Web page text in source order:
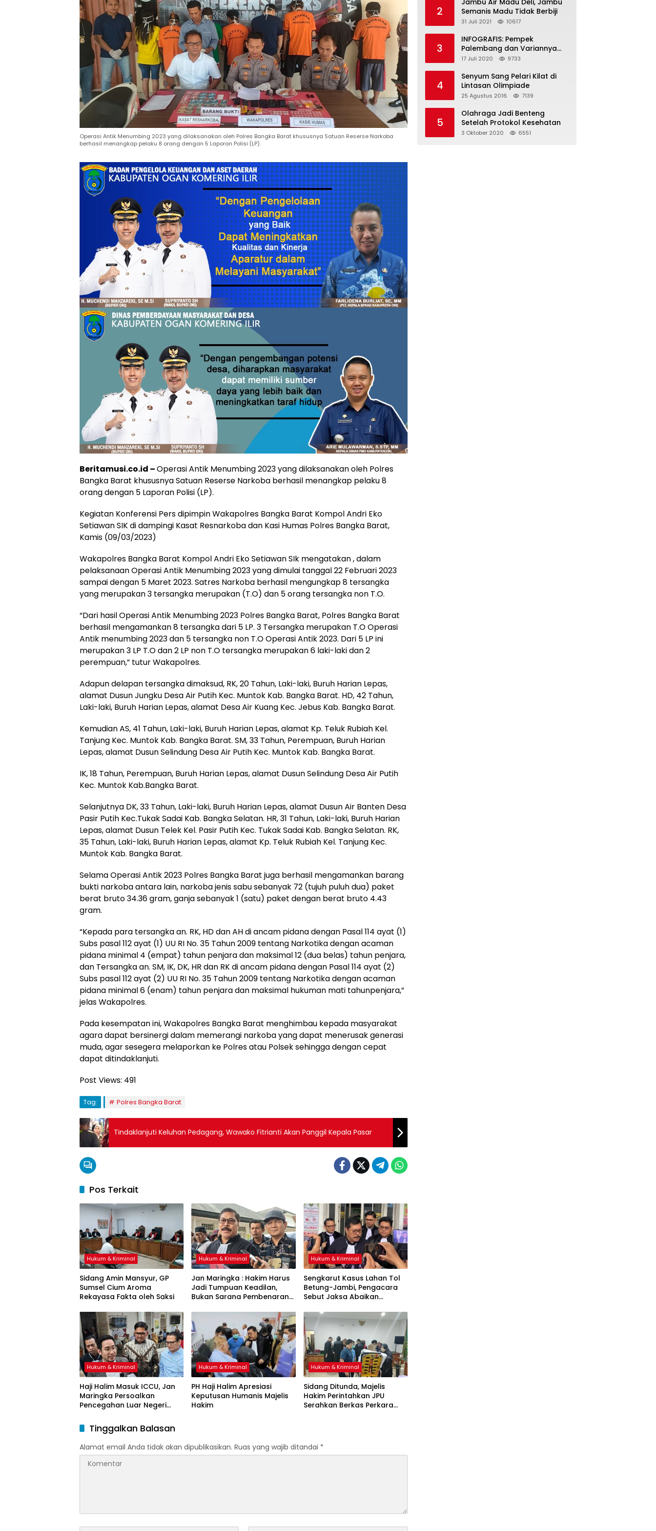
Operasi Antik Menumbing 2023 yang dilaksanakan oleh Polres Bangka Barat khususnya Satuan Reserse Narkoba
berhasil menangkap pelaku 8 orang dengan 5 Laporan Polisi (LP).
Beritamusi.co.id –Operasi Antik Menumbing 2023 yang dilaksanakan oleh Polres
Bangka Barat khususnya Satuan Reserse Narkoba berhasil menangkap pelaku 8
orang dengan 5 Laporan Polisi (LP).
Kegiatan Konferensi Pers dipimpin Wakapolres Bangka Barat Kompol Andri Eko
Setiawan SIK di dampingi Kasat Resnarkoba dan Kasi Humas Polres Bangka Barat,
Kamis (09/03/2023)
Wakapolres Bangka Barat Kompol Andri Eko Setiawan SIk mengatakan , dalam
pelaksanaan Operasi Antik Menumbing 2023 yang dimulai tanggal 22 Februari 2023
sampai dengan 5 Maret 2023. Satres Narkoba berhasil mengungkap 8 tersangka
yang merupakan 3 tersangka merupakan (T.O) dan 5 orang tersangka non T.O.
“Dari hasil Operasi Antik Menumbing 2023 Polres Bangka Barat, Polres Bangka Barat
berhasil mengamankan 8 tersangka dari 5 LP. 3 Tersangka merupakan T.O Operasi
Antik menumbing 2023 dan 5 tersangka non T.O Operasi Antik 2023. Dari 5 LP ini
merupakan 3 LP T.O dan 2 LP non T.O tersangka merupakan 6 laki-laki dan 2
perempuan,” tutur Wakapolres.
Adapun delapan tersangka dimaksud, RK, 20 Tahun, Laki-laki, Buruh Harian Lepas,
alamat Dusun Jungku Desa Air Putih Kec. Muntok Kab. Bangka Barat. HD, 42 Tahun,
Laki-laki, Buruh Harian Lepas, alamat Desa Air Kuang Kec. Jebus Kab. Bangka Barat.
Kemudian AS, 41 Tahun, Laki-laki, Buruh Harian Lepas, alamat Kp. Teluk Rubiah Kel.
Tanjung Kec. Muntok Kab. Bangka Barat. SM, 33 Tahun, Perempuan, Buruh Harian
Lepas, alamat Dusun Selindung Desa Air Putih Kec. Muntok Kab. Bangka Barat.
IK, 18 Tahun, Perempuan, Buruh Harian Lepas, alamat Dusun Selindung Desa Air Putih
Kec. Muntok Kab.Bangka Barat.
Selanjutnya DK, 33 Tahun, Laki-laki, Buruh Harian Lepas, alamat Dusun Air Banten Desa
Pasir Putih Kec.Tukak Sadai Kab. Bangka Selatan. HR, 31 Tahun, Laki-laki, Buruh Harian
Lepas, alamat Dusun Telek Kel. Pasir Putih Kec. Tukak Sadai Kab. Bangka Selatan. RK,
35 Tahun, Laki-laki, Buruh Harian Lepas, alamat Kp. Teluk Rubiah Kel. Tanjung Kec.
Muntok Kab. Bangka Barat.
Selama Operasi Antik 2023 Polres Bangka Barat juga berhasil mengamankan barang
bukti narkoba antara lain, narkoba jenis sabu sebanyak 72 (tujuh puluh dua) paket
berat bruto 34.36 gram, ganja sebanyak 1 (satu) paket dengan berat bruto 4.43
gram.
“Kepada para tersangka an. RK, HD dan AH di ancam pidana dengan Pasal 114 ayat (1)
Subs pasal 112 ayat (1) UU RI No. 35 Tahun 2009 tentang Narkotika dengan acaman
pidana minimal 4 (empat) tahun penjara dan maksimal 12 (dua belas) tahun penjara,
dan Tersangka an. SM, IK, DK, HR dan RK di ancam pidana dengan Pasal 114 ayat (2)
Subs pasal 112 ayat (2) UU RI No. 35 Tahun 2009 tentang Narkotika dengan acaman
pidana minimal 6 (enam) tahun penjara dan maksimal hukuman mati tahunpenjara,”
jelas Wakapolres.
Pada kesempatan ini, Wakapolres Bangka Barat menghimbau kepada masyarakat
agara dapat bersinergi dalam memerangi narkoba yang dapat menerusak generasi
muda, agar sesegera melaporkan ke Polres atau Polsek sehingga dengan cepat
dapat ditindaklanjuti.
Post Views: 491
Tag: Polres Bangka Barat
Tindaklanjuti Keluhan Pedagang, Wawako Fitrianti Akan Panggil Kepala Pasar
Pos Terkait
Hukum & Kriminal
Sidang Amin Mansyur, GP
Sumsel Cium Aroma
Rekayasa Fakta oleh Saksi
Hukum & Kriminal
Jan Maringka : Hakim Harus
Jadi Tumpuan Keadilan,
Bukan Sarana Pembenaran
Hukum & Kriminal
Sengkarut Kasus Lahan Tol
Betung-Jambi, Pengacara
Sebut Jaksa Abaikan
Hukum & Kriminal
Haji Halim Masuk ICCU, Jan
Maringka Persoalkan
Pencegahan Luar Negeri
Hukum & Kriminal
PH Haji Halim Apresiasi
Keputusan Humanis Majelis
Hakim
Hukum & Kriminal
Sidang Ditunda, Majelis
Hakim Perintahkan JPU
Serahkan Berkas Perkara
Tinggalkan Balasan
Alamat email Anda tidak akan dipublikasikan. Ruas yang wajib ditandai *
2
Jambu Air Madu Deli, Jambu
Semanis Madu Tidak Berbiji
31 Juli 2021 10617
3
INFOGRAFIS: Pempek
Palembang dan Variannya
yang Melegenda
17 Juli 2020 9733
4
Senyum Sang Pelari Kilat di
Lintasan Olimpiade
25 Agustus 2016 7139
5
Olahraga Jadi Benteng
Setelah Protokol Kesehatan
3 Oktober 2020 6551